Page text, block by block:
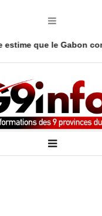
le Gabon conserve